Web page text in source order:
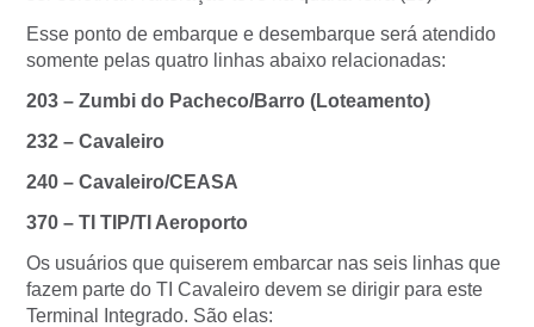
Esse ponto de embarque e desembarque será atendido
somente pelas quatro linhas abaixo relacionadas:
203 – Zumbi do Pacheco/Barro (Loteamento)
232 – Cavaleiro
240 – Cavaleiro/CEASA
370 – TI TIP/TI Aeroporto
Os usuários que quiserem embarcar nas seis linhas que
fazem parte do TI Cavaleiro devem se dirigir para este
Terminal Integrado. São elas: